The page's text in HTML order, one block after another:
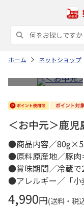
ホーム ネットショップ
＜お中元＞鹿児
●商品内容／
●原料原産地／豚
●賞味期間／冷蔵
●アレルギー／「
4,990円(送料・税